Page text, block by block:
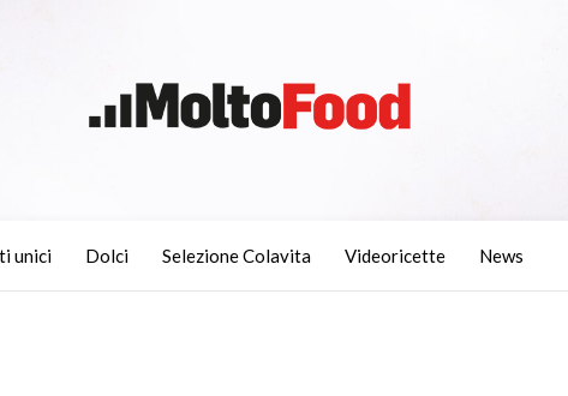
unici Dolci Selezione Colavita Videoricette News